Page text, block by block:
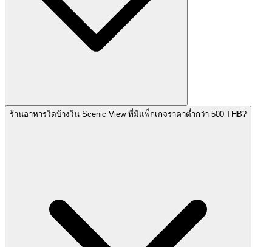
ร้านอาหารใดบ้างใน Scenic View ที่มีแพ็กเกจราคาต่ำกว่า 500 THB?